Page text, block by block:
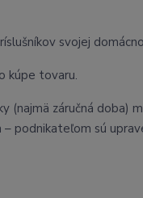
svojej
kúpe tovaru.
(najmä záručná doba)
podnikateľom sú